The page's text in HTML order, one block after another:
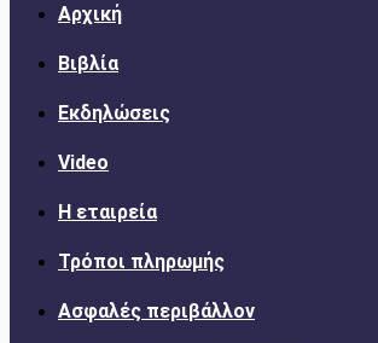
Αρχική
Βιβλία
Εκδηλώσεις
Video
Η εταιρεία
Τρόποι πληρωμής
Ασφαλές περιβάλλον